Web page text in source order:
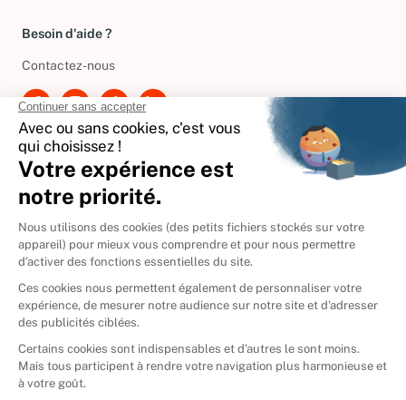
Besoin d'aide ?
Contactez-nous
International
🇪🇸 Espagne
🇩🇪Allemagne
🇮🇹 Italie